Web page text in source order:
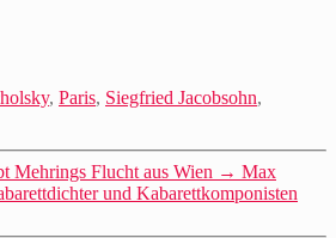
, Paris, Siegfried Jacobsohn,
Mehrings Flucht aus Wien → Max
und Kabarettkomponisten